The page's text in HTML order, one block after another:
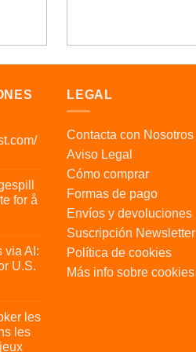
for å
via AI:
U.S.
les
les
LEGAL
Contacta con Nosotros
Aviso Legal
Cómo comprar
Formas de pago
Envíos y devoluciones
Suscripción Newsletter
Política de cookies
Más info sobre cookies